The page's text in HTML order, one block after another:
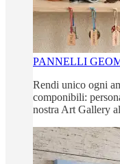
PANNELLI
Rendi unico ogni
componibili:
nostra Art Gallery